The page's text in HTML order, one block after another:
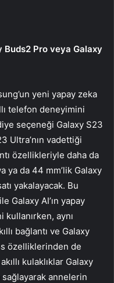
Pro veya Galaxy
yeni yapay zeka
telefon deneyimini
seçeneği Galaxy S23
Ultra’nın vadettiği
özellikleriyle daha da
ya da 44 mm’lik Galaxy
yakalayacak. Bu
Galaxy AI’ın yapay
aynı
bağlantı ve Galaxy
özelliklerinden de
kulaklıklar Galaxy
sağlayarak annelerin